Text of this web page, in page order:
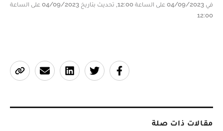
في 04/09/2023 على الساعة 12:00, تحديث بتاريخ 04/09/2023 على الساعة
12:00
مقالات ذات صلة